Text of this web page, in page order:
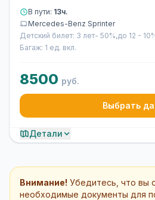
В пути: 13ч.
Mercedes-Benz Sprinter
Детский билет: 3 лет- 50%,до 12 -
Багаж: 1 ед. вкл.
8500 руб.
Выбрать
Детали
Внимание! Убедитесь, что вы
необходимые документы для